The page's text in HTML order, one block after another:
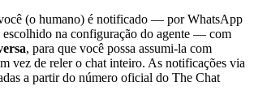
(o humano) é notificado — por WhatsApp
na configuração do agente — com
, para que você possa assumi-la com
vez de reler o chat inteiro. As notificações via
a partir do número oficial do The Chat